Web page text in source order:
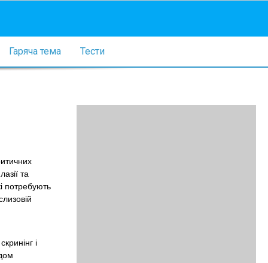
Гаряча тема Тести
та
потребують
і